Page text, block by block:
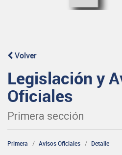
Volver
Legislación y
Oficiales
Primera sección
Primera Avisos Oficiales Detalle